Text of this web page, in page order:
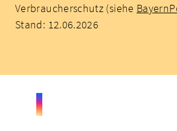
Verbraucherschutz (siehe
Stand: 12.06.2026